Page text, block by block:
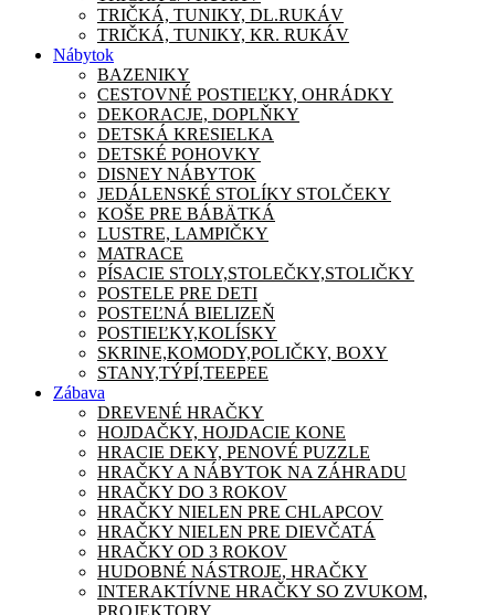
TRIČKÁ, TUNIKY, DL.RUKÁV
TRIČKÁ, TUNIKY, KR. RUKÁV
Nábytok
BAZENIKY
CESTOVNÉ POSTIEĽKY, OHRÁDKY
DEKORACJE, DOPLŇKY
DETSKÁ KRESIELKA
DETSKÉ POHOVKY
DISNEY NÁBYTOK
JEDÁLENSKÉ STOLÍKY STOLČEKY
KOŠE PRE BÁBÄTKÁ
LUSTRE, LAMPIČKY
MATRACE
PÍSACIE STOLY,STOLEČKY,STOLIČKY
POSTELE PRE DETI
POSTEĽNÁ BIELIZEŇ
POSTIEĽKY,KOLÍSKY
SKRINE,KOMODY,POLIČKY, BOXY
STANY,TÝPÍ,TEEPEE
Zábava
DREVENÉ HRAČKY
HOJDAČKY, HOJDACIE KONE
HRACIE DEKY, PENOVÉ PUZZLE
HRAČKY A NÁBYTOK NA ZÁHRADU
HRAČKY DO 3 ROKOV
HRAČKY NIELEN PRE CHLAPCOV
HRAČKY NIELEN PRE DIEVČATÁ
HRAČKY OD 3 ROKOV
HUDOBNÉ NÁSTROJE, HRAČKY
INTERAKTÍVNE HRAČKY SO ZVUKOM,
PROJEKTORY